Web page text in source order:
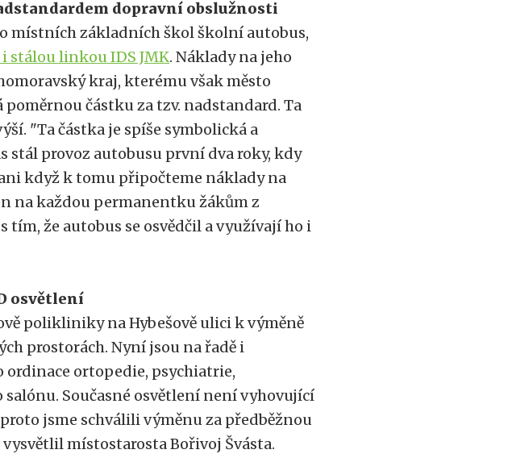
dopravní obslužnosti
místních základních škol školní autobus,
stálou linkou IDS JMK. Náklady na jeho
kraj, kterému však město
částku za tzv. nadstandard. Ta
"Ta částka je spíše symbolická a
stál provoz autobusu první dva roky, kdy
když k tomu připočteme náklady na
na každou permanentku žákům z
že autobus se osvědčil a využívají ho i
osvětlení
polikliniky na Hybešově ulici k výměně
prostorách. Nyní jsou na řadě i
ordinace ortopedie, psychiatrie,
Současné osvětlení není vyhovující
jsme schválili výměnu za předběžnou
vysvětlil místostarosta Bořivoj Švásta.